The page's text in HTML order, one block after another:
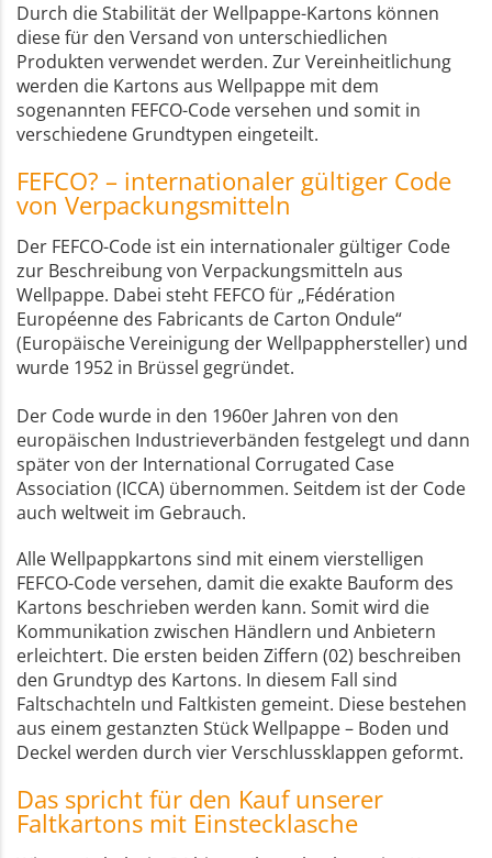
Durch die Stabilität der Wellpappe-Kartons können
diese für den Versand von unterschiedlichen
Produkten verwendet werden. Zur Vereinheitlichung
werden die Kartons aus Wellpappe mit dem
sogenannten FEFCO-Code versehen und somit in
verschiedene Grundtypen eingeteilt.
FEFCO? – internationaler gültiger Code
von Verpackungsmitteln
Der FEFCO-Code ist ein internationaler gültiger Code
zur Beschreibung von Verpackungsmitteln aus
Wellpappe. Dabei steht FEFCO für „Fédération
Européenne des Fabricants de Carton Ondule“
(Europäische Vereinigung der Wellpapphersteller) und
wurde 1952 in Brüssel gegründet.
Der Code wurde in den 1960er Jahren von den
europäischen Industrieverbänden festgelegt und dann
später von der International Corrugated Case
Association (ICCA) übernommen. Seitdem ist der Code
auch weltweit im Gebrauch.
Alle Wellpappkartons sind mit einem vierstelligen
FEFCO-Code versehen, damit die exakte Bauform des
Kartons beschrieben werden kann. Somit wird die
Kommunikation zwischen Händlern und Anbietern
erleichtert. Die ersten beiden Ziffern (02) beschreiben
den Grundtyp des Kartons. In diesem Fall sind
Faltschachteln und Faltkisten gemeint. Diese bestehen
aus einem gestanzten Stück Wellpappe – Boden und
Deckel werden durch vier Verschlussklappen geformt.
Das spricht für den Kauf unserer
Faltkartons mit Einstecklasche